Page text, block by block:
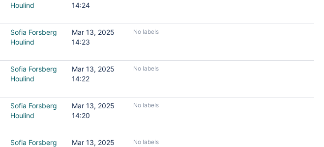
Houlind
14:24
Sofia Forsberg
Houlind
Mar 13, 2025
14:23
No labels
Sofia Forsberg
Houlind
Mar 13, 2025
14:22
No labels
Sofia Forsberg
Houlind
Mar 13, 2025
14:20
No labels
Sofia Forsberg
Mar 13, 2025
No labels